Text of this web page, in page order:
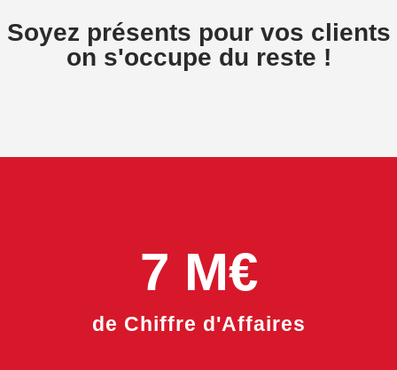
Soyez présents pour vos clients
on s'occupe du reste !
de Chiffre d'Affaires
7 M€